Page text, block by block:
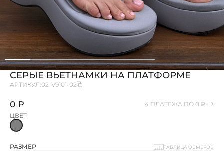
СЕРЫЕ ВЬЕТНАМКИ НА ПЛАТФОРМЕ
АРТИКУЛ:02-V9101-02
0 ₽
4 ПЛАТЕЖА ПО 0 ₽
ЦВЕТ
РАЗМЕР ТАБЛИЦА ОБМЕРОВ